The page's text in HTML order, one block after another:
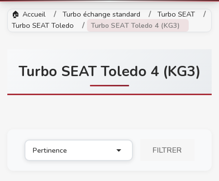
Accueil Turbo échange standard
Turbo SEAT
Turbo SEAT Toledo
Turbo SEAT Toledo 4 (KG3)
Turbo SEAT Toledo 4 (KG3)
Pertinence  FILTRER